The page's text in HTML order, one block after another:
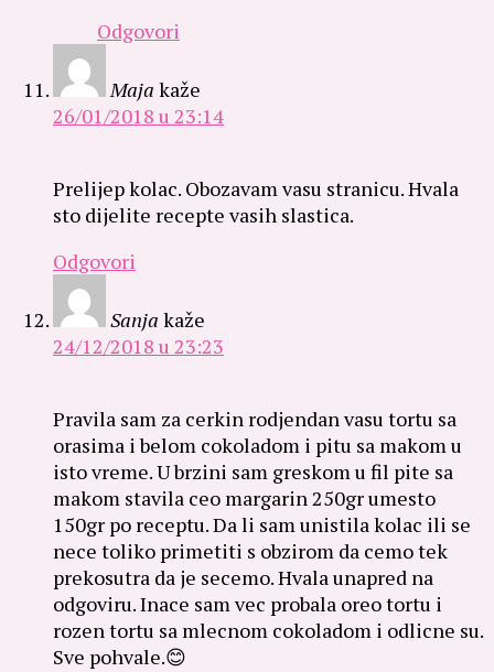
Odgovori
Maja kaže
26/01/2018 u 23:14
Prelijep kolac. Obozavam vasu stranicu. Hvala
sto dijelite recepte vasih slastica.
Odgovori
Sanja kaže
24/12/2018 u 23:23
Pravila sam za cerkin rodjendan vasu tortu sa
orasima i belom cokoladom i pitu sa makom u
isto vreme. U brzini sam greskom u fil pite sa
makom stavila ceo margarin 250gr umesto
150gr po receptu. Da li sam unistila kolac ili se
nece toliko primetiti s obzirom da cemo tek
prekosutra da je secemo. Hvala unapred na
odgoviru. Inace sam vec probala oreo tortu i
rozen tortu sa mlecnom cokoladom i odlicne su.
Sve pohvale.😊